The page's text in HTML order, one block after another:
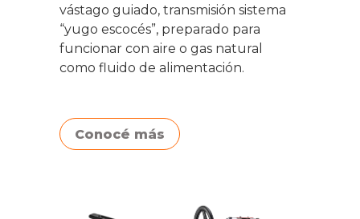
vástago guiado, transmisión sistema
“yugo escocés”, preparado para
funcionar con aire o gas natural
como fluido de alimentación.
Conocé más